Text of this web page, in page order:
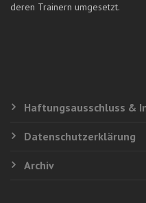
deren Trainern umgesetzt.
Haftungsausschluss &
Datenschutzerklärung
Archiv